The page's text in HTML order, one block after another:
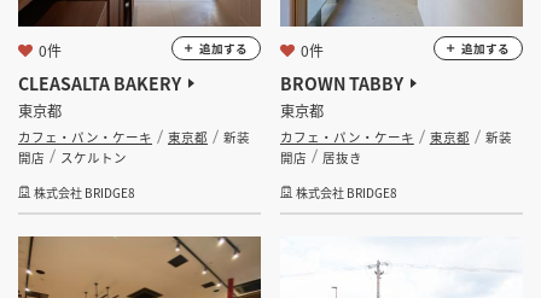
CLEASALTA BAKERY
東京都
カフェ・パン・ケーキ 東京都
新装
開店
スケルトン
株式会社 BRIDGE8
0件 追加する
BROWN TABBY
東京都
カフェ・パン・ケーキ 東京都
新装
開店
居抜き
株式会社 BRIDGE8
0件 追加する